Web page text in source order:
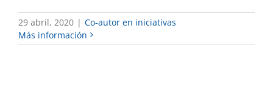
29 abril, 2020 | Co-autor en iniciativas
Más información